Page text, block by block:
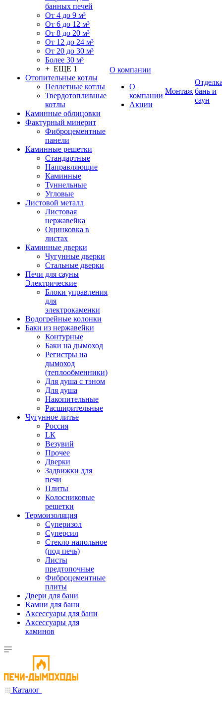
банных печей
От 4 до 9 м³
От 6 до 12 м³
От 8 до 20 м³
От 12 до 24 м³
От 20 до 30 м³
Более 30 м³
+ ЕЩЕ 1
Отопительные котлы
Пеллетные котлы
Твердотопливные
котлы
Каминные облицовки
Фактурный минерит
Фиброцементные
панели
Каминные решетки
Стандартные
Направляющие
Каминные
Туннельные
Угловые
Листовой металл
Листовая
нержавейка
Оцинковка в
листах
Каминные дверки
Чугунные дверки
Стальные дверки
Печи для сауны
Электрические
Блоки управления
для
электрокаменки
Водогрейные колонки
Баки из нержавейки
Контурные
Баки на дымоход
Регистры на
дымоход
(теплообменники)
Для душа с тэном
Для душа
Накопительные
Расширительные
Чугунное литье
Россия
LК
Везувий
Прочее
Дверки
Задвижки для
печи
Плиты
Колосниковые
решетки
Термоизоляция
Суперизол
Суперсил
Стекло напольное
(под печь)
Листы
предтопочные
Фиброцементные
плиты
Двери для бани
Камни для бани
Аксессуары для бани
Аксессуары для
каминов
О компании
О
компании
Акции
Монтаж бань и
саун
Каталог